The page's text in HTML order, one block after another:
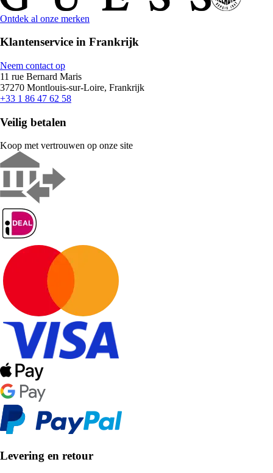
Ontdek al onze merken
Klantenservice in Frankrijk
Neem contact op
11 rue Bernard Maris
37270 Montlouis-sur-Loire, Frankrijk
+33 1 86 47 62 58
Veilig betalen
Koop met vertrouwen op onze site
Levering en retour